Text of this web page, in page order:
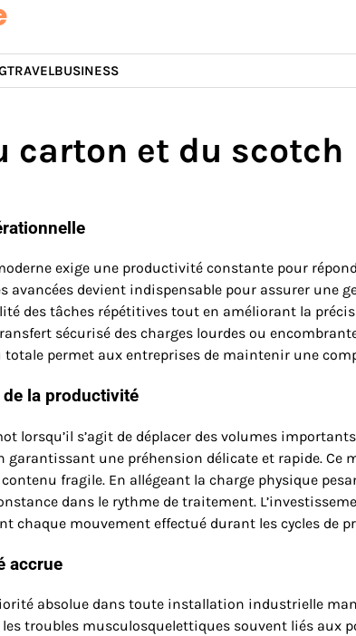
TRAVELBUSINESS
carton et du scotch
exige une productivité constante pour
avancées devient indispensable pour assurer
des tâches répétitives tout en améliorant la
sécurisé des charges lourdes ou
permet aux entreprises de maintenir une
la productivité
lorsqu’il s’agit de déplacer des volumes
garantissant une préhension délicate et rapide. Ce
fragile. En allégeant la charge physique
dans le rythme de traitement.
chaque mouvement effectué durant les cycles de
accrue
absolue dans toute installation industrielle
troubles musculosquelettiques souvent liés aux